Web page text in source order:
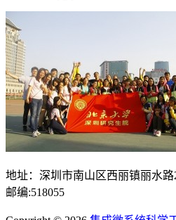
地址：深圳市南山区西丽镇丽水
邮编:518055